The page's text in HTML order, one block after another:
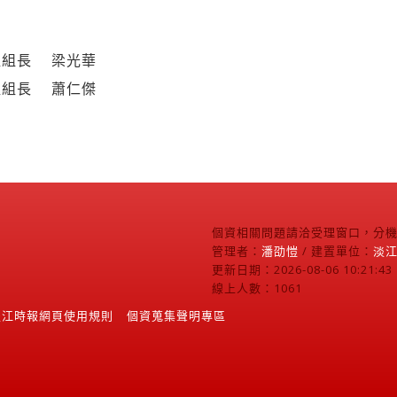
組長 梁光華
組長 蕭仁傑
個資相關問題請洽受理窗口，分
管理者： 潘劭愷 / 建置單位： 淡
更新日期：2026-08-06 10:21:43
線上人數：1061
時報網頁使用規則
個資蒐集聲明專區